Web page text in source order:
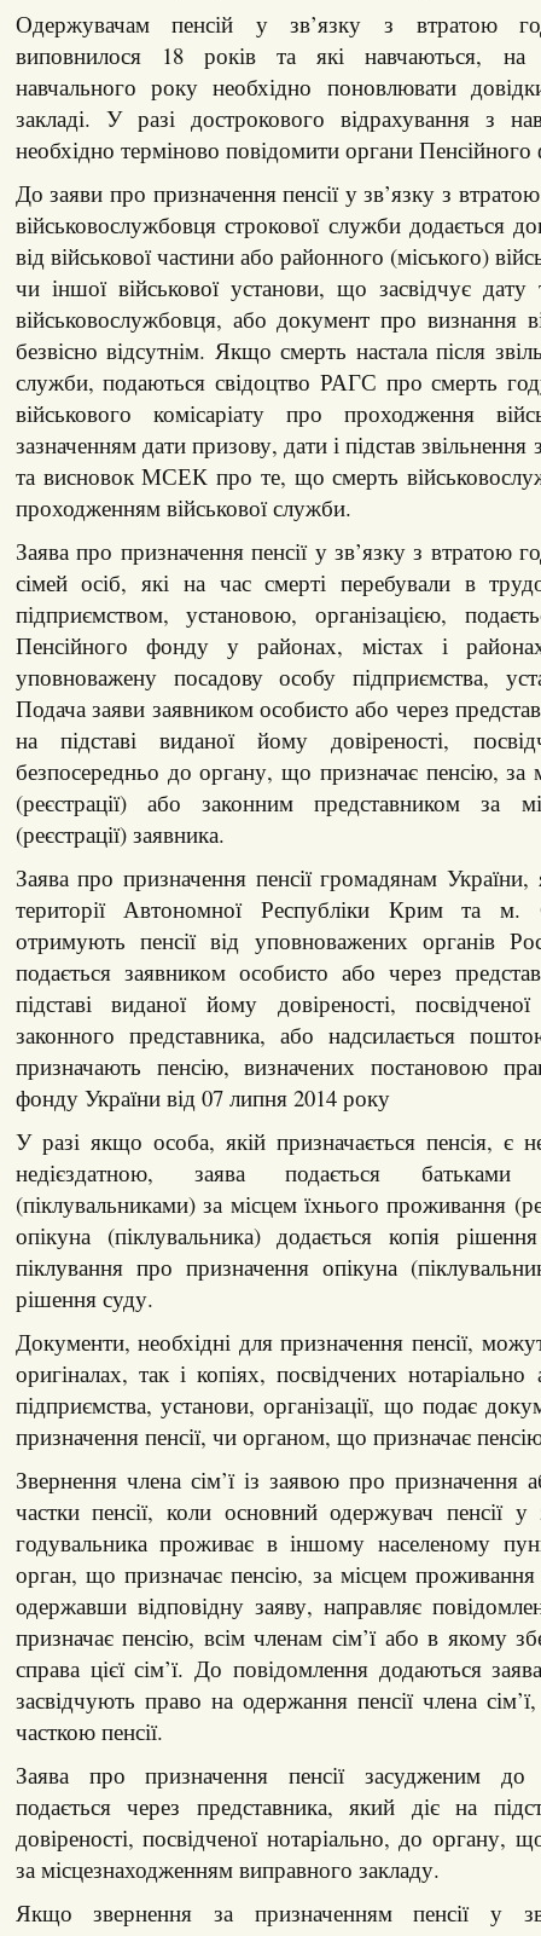
Одержувачам пенсій у зв’язку з втратою
виповнилося 18 років та які навчаються, на
навчального року необхідно поновлювати
закладі. У разі дострокового відрахування з
необхідно терміново повідомити органи
До заяви про призначення пенсії у зв’язку з
військовослужбовця строкової служби додається
від військової частини або районного (міського)
чи іншої військової установи, що засвідчує
військовослужбовця, або документ про визнання
безвісно відсутнім. Якщо смерть настала після
служби, подаються свідоцтво РАГС про смерть
військового комісаріату про проходження
зазначенням дати призову, дати і підстав звільнення
та висновок МСЕК про те, що смерть
проходженням військової служби.
Заява про призначення пенсії у зв’язку з втратою
сімей осіб, які на час смерті перебували в
підприємством, установою, організацією,
Пенсійного фонду у районах, містах і
уповноважену посадову особу підприємства,
Подача заяви заявником особисто або через
на підставі виданої йому довіреності,
безпосередньо до органу, що призначає пенсію, за
(реєстрації) або законним представником за
(реєстрації) заявника.
Заява про призначення пенсії громадянам
території Автономної Республіки Крим та м.
отримують пенсії від уповноважених органів
подається заявником особисто або через
підставі виданої йому довіреності,
законного представника, або надсилається
призначають пенсію, визначених постановою
фонду України від 07 липня 2014 року
У разі якщо особа, якій призначається пенсія, є
недієздатною, заява подається
(піклувальниками) за місцем їхнього проживання
опікуна (піклувальника) додається копія
піклування про призначення опікуна
рішення суду.
Документи, необхідні для призначення пенсії,
оригіналах, так і копіях, посвідчених нотаріально
підприємства, установи, організації, що подає
призначення пенсії, чи органом, що призначає
Звернення члена сім’ї із заявою про призначення
частки пенсії, коли основний одержувач пенсії
годувальника проживає в іншому населеному
орган, що призначає пенсію, за місцем проживання
одержавши відповідну заяву, направляє
призначає пенсію, всім членам сім’ї або в якому
справа цієї сім’ї. До повідомлення додаються
засвідчують право на одержання пенсії члена
часткою пенсії.
Заява про призначення пенсії засудженим до
подається через представника, який діє на
довіреності, посвідченої нотаріально, до органу,
за місцезнаходженням виправного закладу.
Якщо звернення за призначенням пенсії у